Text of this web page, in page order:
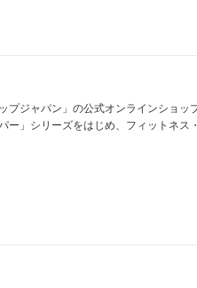
プジャパン」の公式オンラインショッ
ー」シリーズをはじめ、フィットネス